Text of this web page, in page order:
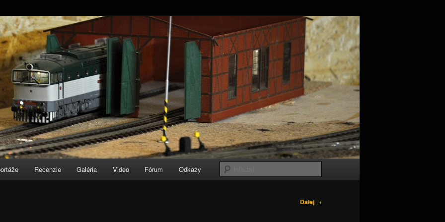
Recenzie Galéria Video Fórum Odkazy
Ďalej →